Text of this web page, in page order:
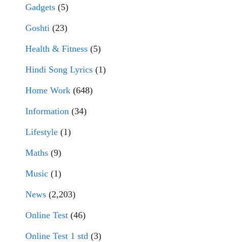
Gadgets (5)
Goshti (23)
Health & Fitness (5)
Hindi Song Lyrics (1)
Home Work (648)
Information (34)
Lifestyle (1)
Maths (9)
Music (1)
News (2,203)
Online Test (46)
Online Test 1 std (3)